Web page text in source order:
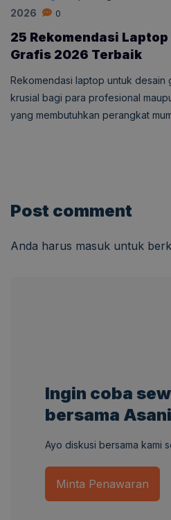
2026
0
25 Rekomendasi
Grafis 2026 Terbaik
Rekomendasi laptop untuk desain
krusial bagi para profesional
yang membutuhkan perangkat
Post comment
Anda harus masuk untuk
Ingin coba
bersama
Ayo diskusi bersama kami
Minta Penawaran